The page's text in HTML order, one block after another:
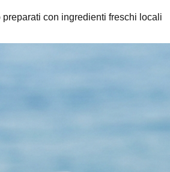
preparati con ingredienti freschi locali